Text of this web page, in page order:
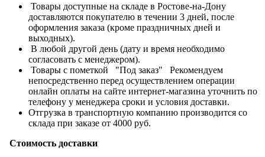
Товары доступные на складе в Ростове-на-Дону
доставляются покупателю в течении 3 дней, после
оформления заказа (кроме праздничных дней и
выходных).
В любой другой день (дату и время необходимо
согласовать с менеджером).
Товары с пометкой "Под заказ" Рекомендуем
непосредственно перед осуществлением операции
онлайн оплаты на сайте интернет-магазина уточнить по
телефону у менеджера сроки и условия доставки.
Отгрузка в транспортную компанию производится со
склада при заказе от 4000 руб.
Стоимость доставки